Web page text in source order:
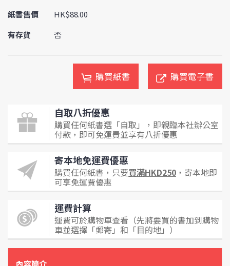
紙書售價
HK$88.00
有存貨
否
購買紙書 購買電子書
自取八折優惠
購買任何紙書選「自取」，即親臨本社辦公室
付款，即可免運費並享有八折優惠
寄本地免運費優惠
購買任何紙書，只要買滿HKD250 ，寄本地即
可享免運費優惠
運費計算
運費可於購物車查看（先將要買的書加到購物
車並選擇「郵寄」和「目的地」）